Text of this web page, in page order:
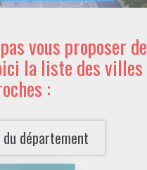
vous proposer de
la liste des villes
:
département